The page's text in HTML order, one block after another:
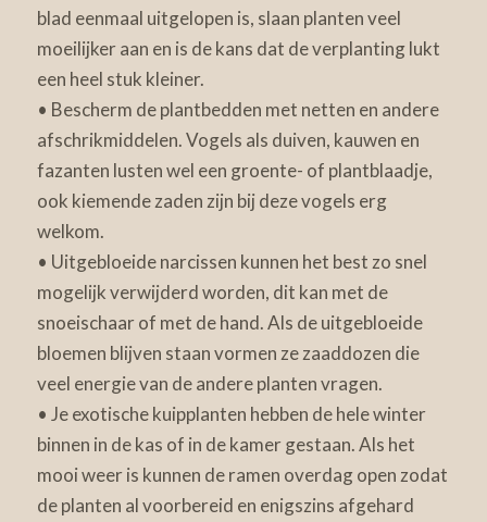
blad eenmaal uitgelopen is, slaan planten veel
moeilijker aan en is de kans dat de verplanting lukt
een heel stuk kleiner.
• Bescherm de plantbedden met netten en andere
afschrikmiddelen. Vogels als duiven, kauwen en
fazanten lusten wel een groente- of plantblaadje,
ook kiemende zaden zijn bij deze vogels erg
welkom.
• Uitgebloeide narcissen kunnen het best zo snel
mogelijk verwijderd worden, dit kan met de
snoeischaar of met de hand. Als de uitgebloeide
bloemen blijven staan vormen ze zaaddozen die
veel energie van de andere planten vragen.
• Je exotische kuipplanten hebben de hele winter
binnen in de kas of in de kamer gestaan. Als het
mooi weer is kunnen de ramen overdag open zodat
de planten al voorbereid en enigszins afgehard